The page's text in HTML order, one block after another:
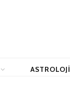
ASTROLOJI